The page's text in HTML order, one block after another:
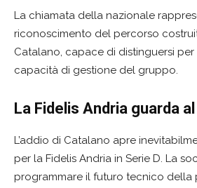
La chiamata della nazionale
riconoscimento del percorso
Catalano, capace di distinguersi
capacità di gestione del gruppo.
La Fidelis Andria guarda
L’addio di Catalano apre
per la Fidelis Andria in Serie D. La
programmare il futuro tecnico della